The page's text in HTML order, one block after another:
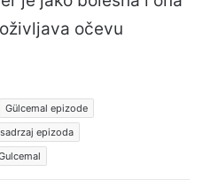
očevu
Gülcemal epizode
epizoda